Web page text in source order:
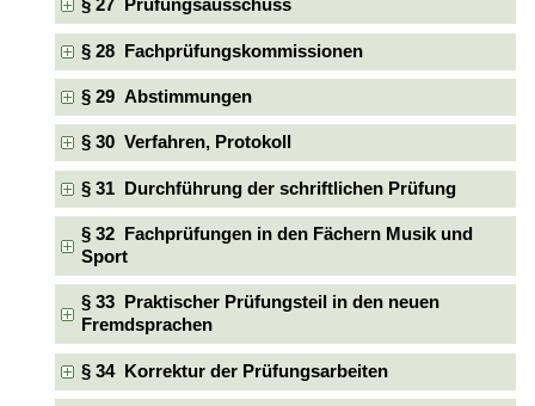
§ 27 Prüfungsausschuss
§ 28 Fachprüfungskommissionen
§ 29 Abstimmungen
§ 30 Verfahren, Protokoll
§ 31 Durchführung der schriftlichen Prüfung
§ 32 Fachprüfungen in den Fächern Musik und
Sport
§ 33 Praktischer Prüfungsteil in den neuen
Fremdsprachen
§ 34 Korrektur der Prüfungsarbeiten